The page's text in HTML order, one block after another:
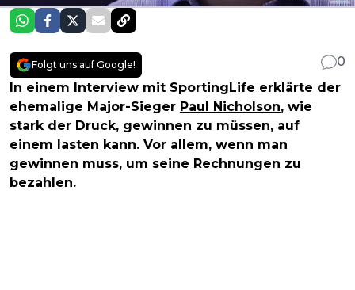
Folgt uns auf Google!
0
In einem Interview mit SportingLife erklärte der
ehemalige Major-Sieger Paul Nicholson, wie
stark der Druck, gewinnen zu müssen, auf
einem lasten kann. Vor allem, wenn man
gewinnen muss, um seine Rechnungen zu
bezahlen.